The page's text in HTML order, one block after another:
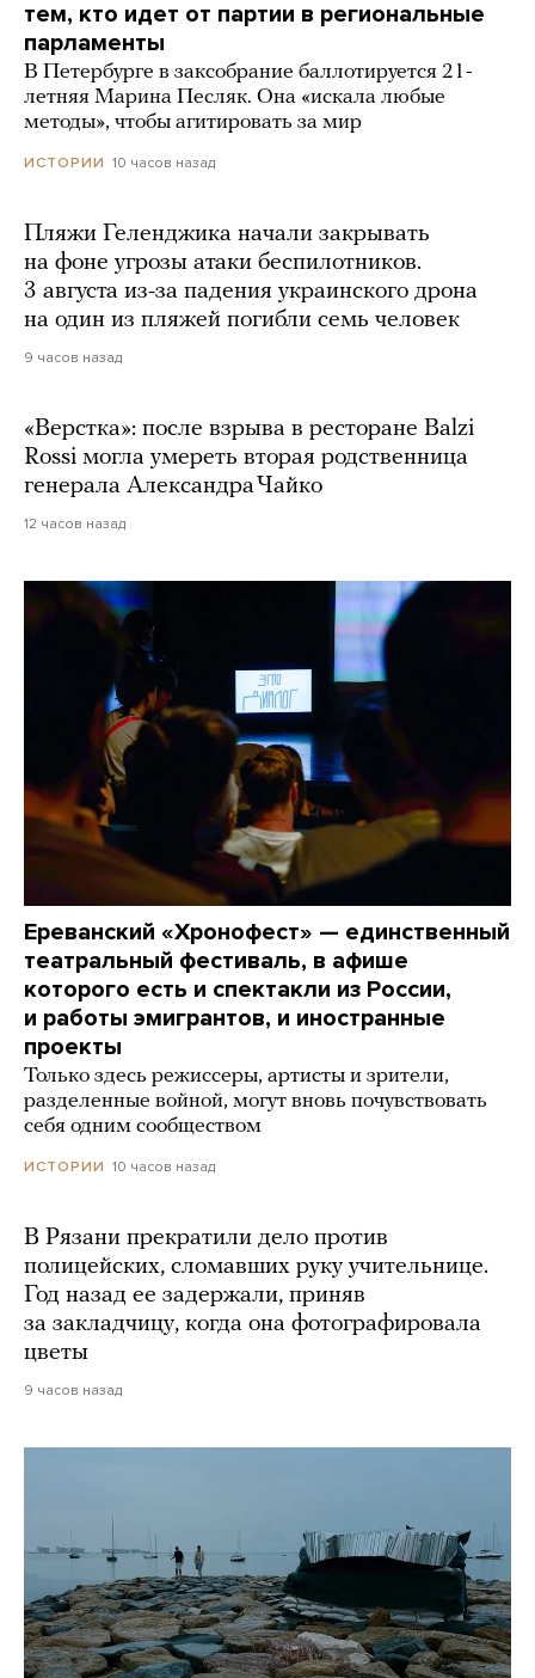
тем, кто идет от партии в региональные
парламенты
В Петербурге в заксобрание баллотируется 21-
летняя Марина Песляк. Она «искала любые
методы», чтобы агитировать за мир
ИСТОРИИ 10 часов назад
Пляжи Геленджика начали закрывать
на фоне угрозы атаки беспилотников.
3 августа из-за падения украинского дрона
на один из пляжей погибли семь человек
9 часов назад
«Верстка»: после взрыва в ресторане Balzi
Rossi могла умереть вторая родственница
генерала Александра Чайко
12 часов назад
Ереванский «Хронофест» — единственный
театральный фестиваль, в афише
которого есть и спектакли из России,
и работы эмигрантов, и иностранные
проекты
Только здесь режиссеры, артисты и зрители,
разделенные войной, могут вновь почувствовать
себя одним сообществом
ИСТОРИИ 10 часов назад
В Рязани прекратили дело против
полицейских, сломавших руку учительнице.
Год назад ее задержали, приняв
за закладчицу, когда она фотографировала
цветы
9 часов назад